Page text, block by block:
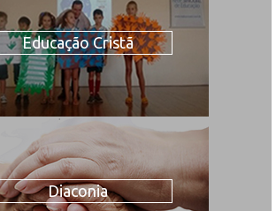
Educação Cristã
Diaconia